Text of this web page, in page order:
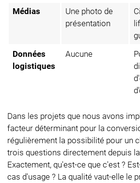
Médias
Une photo de
présentation
Données
logistiques
Aucune
Dans les projets que nous avons
facteur déterminant pour la
régulièrement la possibilité pour un
trois questions directement depuis
Exactement, qu'est-ce que c'est ?
cas d'usage ? La qualité vaut-elle le